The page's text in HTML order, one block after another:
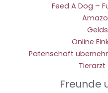
Feed A Dog –
Online
Patenschaft
Freunde